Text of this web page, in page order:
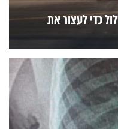
כדי לעצור את